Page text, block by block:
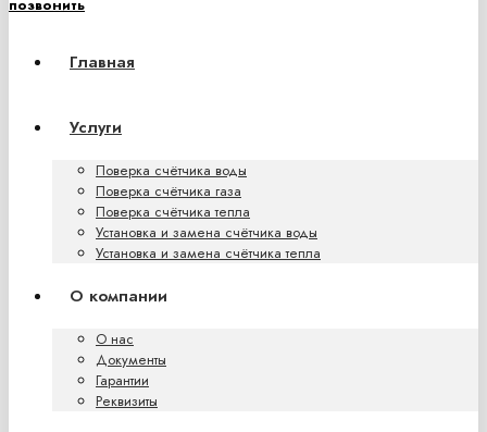
позвонить
Главная
Услуги
Поверка счётчика воды
Поверка счётчика газа
Поверка счётчика тепла
Установка и замена счётчика воды
Установка и замена счётчика тепла
О компании
О нас
Документы
Гарантии
Реквизиты